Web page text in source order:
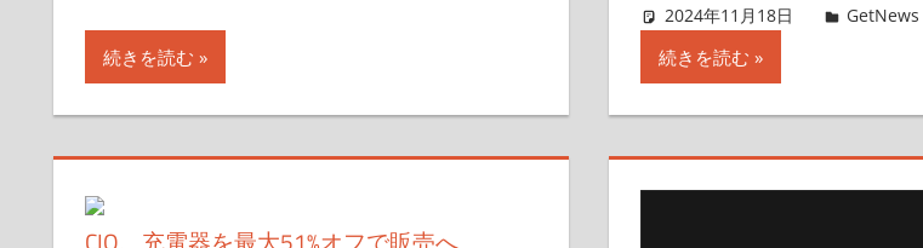
続きを読む
2024年11月18日 Taka
GetNews
続きを読む